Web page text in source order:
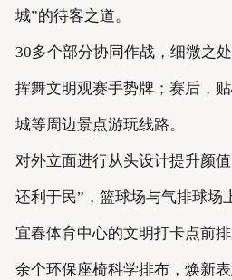
城”的待客之道。
30多个部分协同作战，细微之处
挥舞文明观赛手势牌；赛后，
城等周边景点游玩线路。
对外立面进行从头设计提升颜值
还利于民”，篮球场与气排球场
宜春体育中心的文明打卡点前
余个环保座椅科学排布，焕新